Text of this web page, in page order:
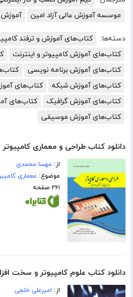
موسسه آموزش عالی آزاد امین
دسته‌ها:
کتاب‌های آموزش و ترفند
کتاب‌های آموزش کامپیوتر و اینترنت
کتاب‌های آموزش برنامه نویسی
کتاب‌های آموزش شبکه
کتاب‌های
کتاب‌های آموزش گرافیک
کتاب‌های
کتاب‌های آموزش موسیقی
دانلود کتاب طراحی و معماری کامپیوتر
از: مهسا محمدی
موضوع: معماری
۲۶۱ صفحه
دانلود کتاب علوم کامپیوتر و سخت
از: امیرعلی خلجی